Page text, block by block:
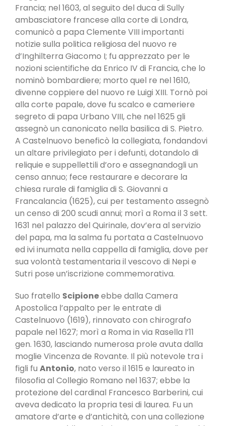
Francia; nel 1603, al seguito del duca di Sully
ambasciatore francese alla corte di Londra,
comunicò a papa Clemente VIII importanti
notizie sulla politica religiosa del nuovo re
d’Inghilterra Giacomo I; fu apprezzato per le
nozioni scientifiche da Enrico IV di Francia, che lo
nominò bombardiere; morto quel re nel 1610,
divenne coppiere del nuovo re Luigi XIII. Tornò poi
alla corte papale, dove fu scalco e cameriere
segreto di papa Urbano VIII, che nel 1625 gli
assegnò un canonicato nella basilica di S. Pietro.
A Castelnuovo beneficò la collegiata, fondandovi
un altare privilegiato per i defunti, dotandolo di
reliquie e suppellettili d’oro e assegnandogli un
censo annuo; fece restaurare e decorare la
chiesa rurale di famiglia di S. Giovanni a
Francalancia (1625), cui per testamento assegnò
un censo di 200 scudi annui; morì a Roma il 3 sett.
1631 nel palazzo del Quirinale, dov’era al servizio
del papa, ma la salma fu portata a Castelnuovo
ed ivi inumata nella cappella di famiglia, dove per
sua volontà testamentaria il vescovo di Nepi e
Sutri pose un’iscrizione commemorativa.
Suo fratello Scipioneebbe dalla Camera
Apostolica l’appalto per le entrate di
Castelnuovo (1619), rinnovato con chirografo
papale nel 1627; morì a Roma in via Rasella l’11
gen. 1630, lasciando numerosa prole avuta dalla
moglie Vincenza de Rovante. Il più notevole tra i
figli fu An­tonio, nato verso il 1615 e laureato in
filosofia al Collegio Romano nel 1637; ebbe la
protezione del cardinal Francesco Barberini, cui
aveva dedicato la propria tesi di laurea. Fu un
amatore d’arte e d’antichità, con una collezione